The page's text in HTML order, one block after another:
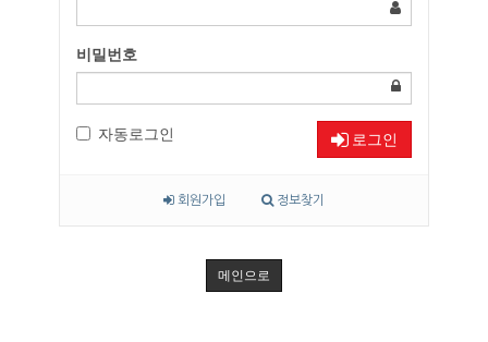
비밀번호
자동로그인 로그인
회원가입 정보찾기
메인으로